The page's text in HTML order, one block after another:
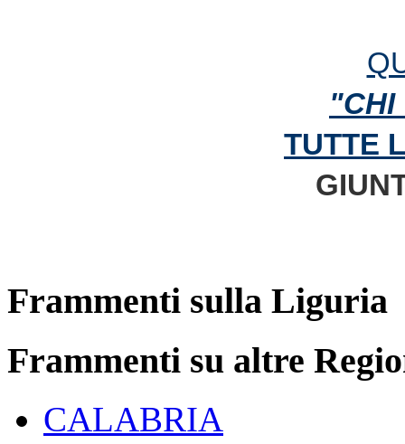
"CHI
TUTTE
Frammenti sulla Liguria
Frammenti su altre
CALABRIA